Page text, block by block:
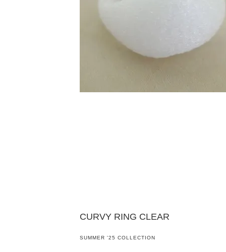
CURVY RING CLEAR
SUMMER '25 COLLECTION